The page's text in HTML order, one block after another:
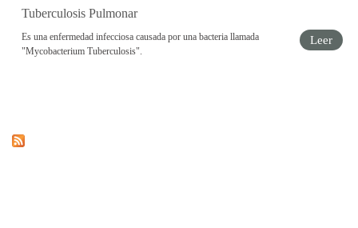
Tuberculosis Pulmonar
Es una enfermedad infecciosa causada por una bacteria llamada
"Mycobacterium Tuberculosis".
Leer